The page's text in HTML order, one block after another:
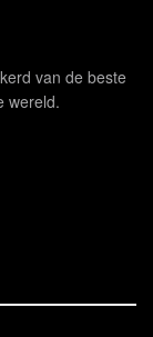
van de beste
wereld.